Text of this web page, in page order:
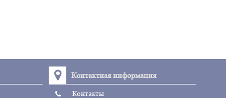
Контактная информация
Контакты